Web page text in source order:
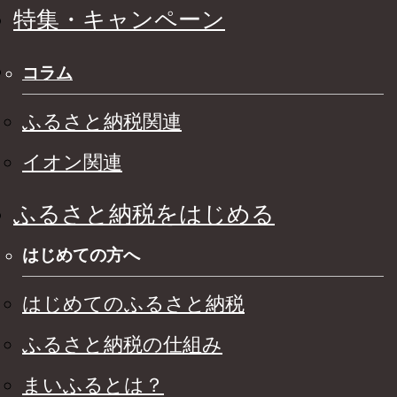
特集・キャンペーン
コラム
ふるさと納税関連
イオン関連
ふるさと納税をはじめる
はじめての方へ
はじめてのふるさと納税
ふるさと納税の仕組み
まいふるとは？